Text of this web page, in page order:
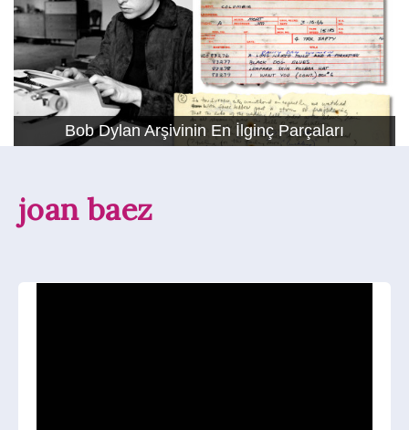
Bob Dylan Arşivinin En İlginç Parçaları
joan baez